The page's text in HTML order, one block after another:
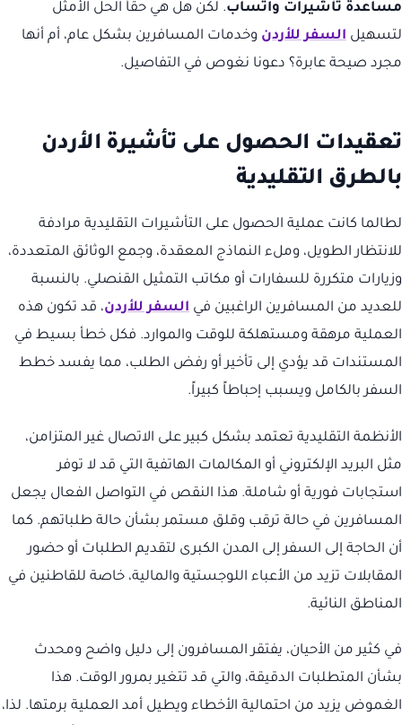
مساعدة تأشيرات واتساب. لكن هل هي حقاً الحل الأمثل
لتسهيل السفر للأردن وخدمات المسافرين بشكل عام، أم أنها
مجرد صيحة عابرة؟ دعونا نغوص في التفاصيل.
تعقيدات الحصول على تأشيرة الأردن
بالطرق التقليدية
لطالما كانت عملية الحصول على التأشيرات التقليدية مرادفة
للانتظار الطويل، وملء النماذج المعقدة، وجمع الوثائق المتعددة،
وزيارات متكررة للسفارات أو مكاتب التمثيل القنصلي. بالنسبة
للعديد من المسافرين الراغبين في السفر للأردن، قد تكون هذه
العملية مرهقة ومستهلكة للوقت والموارد. فكل خطأ بسيط في
المستندات قد يؤدي إلى تأخير أو رفض الطلب، مما يفسد خطط
السفر بالكامل ويسبب إحباطاً كبيراً.
الأنظمة التقليدية تعتمد بشكل كبير على الاتصال غير المتزامن،
مثل البريد الإلكتروني أو المكالمات الهاتفية التي قد لا توفر
استجابات فورية أو شاملة. هذا النقص في التواصل الفعال يجعل
المسافرين في حالة ترقب وقلق مستمر بشأن حالة طلباتهم. كما
أن الحاجة إلى السفر إلى المدن الكبرى لتقديم الطلبات أو حضور
المقابلات تزيد من الأعباء اللوجستية والمالية، خاصة للقاطنين في
المناطق النائية.
في كثير من الأحيان، يفتقر المسافرون إلى دليل واضح ومحدث
بشأن المتطلبات الدقيقة، والتي قد تتغير بمرور الوقت. هذا
الغموض يزيد من احتمالية الأخطاء ويطيل أمد العملية برمتها. لذا،